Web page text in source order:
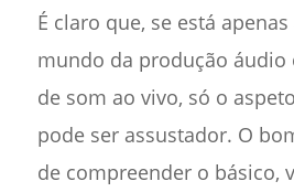
É claro que, se está
mundo da produção áudio
de som ao vivo, só o
pode ser assustador. O
de compreender o básico,